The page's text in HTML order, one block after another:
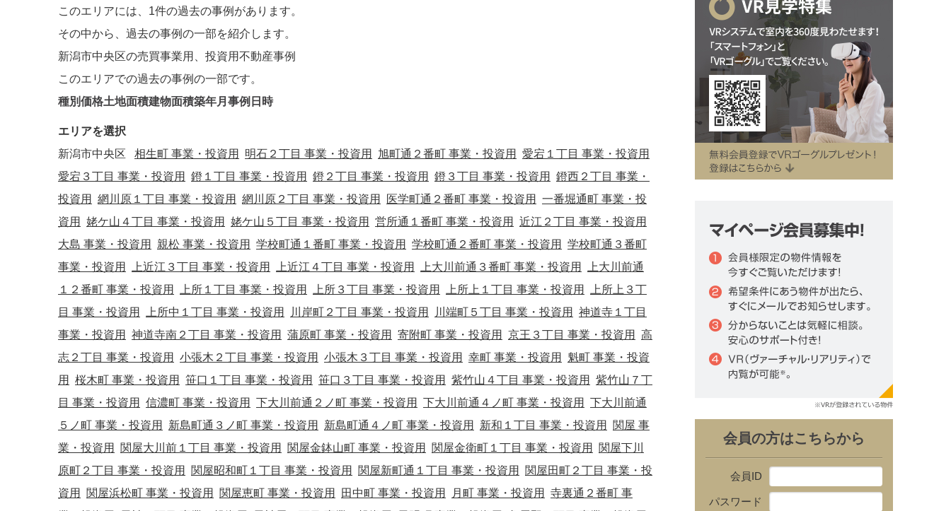
このエリアには、 1件の過去の事例があります。
その中から、過去の事例の一部を紹介します。
新潟市中央区の売買事業用、投資用不動産事例
このエリアでの過去の事例の一部です。
種別価格土地面積建物面積築年月 事例日時
エリアを選択
新潟市中央区 相生町 事業・投資用 明石２丁目 事業・投資用 旭町通２番町 事業・投資用
愛宕１丁目 事業・投資用
愛宕３丁目 事業・投資用
鐙１丁目 事業・投資用 鐙２丁目 事業・投資用 鐙３丁目 事業・投資用
鐙西２丁目 事業・
投資用
網川原１丁目 事業・投資用 網川原２丁目 事業・投資用 医学町通２番町 事業・投資用
一番堀通町 事業・投
資用
姥ケ山４丁目 事業・投資用 姥ケ山５丁目 事業・投資用 営所通１番町 事業・投資用
近江２丁目 事業・投資用
大島 事業・投資用
親松 事業・投資用 学校町通１番町 事業・投資用 学校町通２番町 事業・投資用
学校町通３番町
事業・投資用
上近江３丁目 事業・投資用 上近江４丁目 事業・投資用 上大川前通３番町 事業・投資用
上大川前通
１２番町 事業・投資用
上所１丁目 事業・投資用 上所３丁目 事業・投資用 上所上１丁目 事業・投資用
上所上３丁
目 事業・投資用
上所中１丁目 事業・投資用 川岸町２丁目 事業・投資用 川端町５丁目 事業・投資用
神道寺１丁目
事業・投資用
神道寺南２丁目 事業・投資用 蒲原町 事業・投資用 寄附町 事業・投資用 京王３丁目 事業・投資用
高
志２丁目 事業・投資用
小張木２丁目 事業・投資用 小張木３丁目 事業・投資用 幸町 事業・投資用
魁町 事業・投資
用
桜木町 事業・投資用 笹口１丁目 事業・投資用 笹口３丁目 事業・投資用 紫竹山４丁目 事業・投資用
紫竹山７丁
目 事業・投資用
信濃町 事業・投資用 下大川前通２ノ町 事業・投資用 下大川前通４ノ町 事業・投資用
下大川前通
５ノ町 事業・投資用
新島町通３ノ町 事業・投資用 新島町通４ノ町 事業・投資用 新和１丁目 事業・投資用
関屋 事
業・投資用
関屋大川前１丁目 事業・投資用 関屋金鉢山町 事業・投資用 関屋金衛町１丁目 事業・投資用
関屋下川
原町２丁目 事業・投資用
関屋昭和町１丁目 事業・投資用 関屋新町通１丁目 事業・投資用
関屋田町２丁目 事業・投
資用
関屋浜松町 事業・投資用 関屋恵町 事業・投資用 田中町 事業・投資用 月町 事業・投資用
寺裏通２番町 事
会員の方はこちらから
会員ID
パスワード